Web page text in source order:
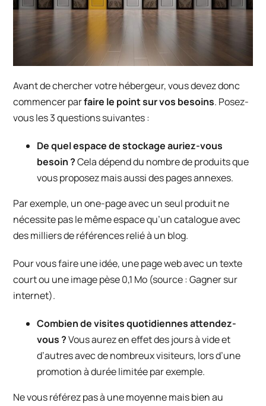
Avant de chercher votre hébergeur, vous devez donc
commencer parfaire le point sur vos besoins. Posez-
vous les 3 questions suivantes :
De quel espace de stockage auriez-vous
besoin ?Cela dépend du nombre de produits que
vous proposez mais aussi des pages annexes.
Par exemple, un one-page avec un seul produit ne
nécessite pas le même espace qu’un catalogue avec
des milliers de références relié à un blog.
Pour vous faire une idée, une page web avec un texte
court ou une image pèse 0,1 Mo (source :Gagner sur
internet).
Combien de visites quotidiennes attendez-
vous ?Vous aurez en effet des jours à vide et
d’autres avec de nombreux visiteurs, lors d’une
promotion à durée limitée par exemple.
Ne vous référez pas à une moyenne mais bien au